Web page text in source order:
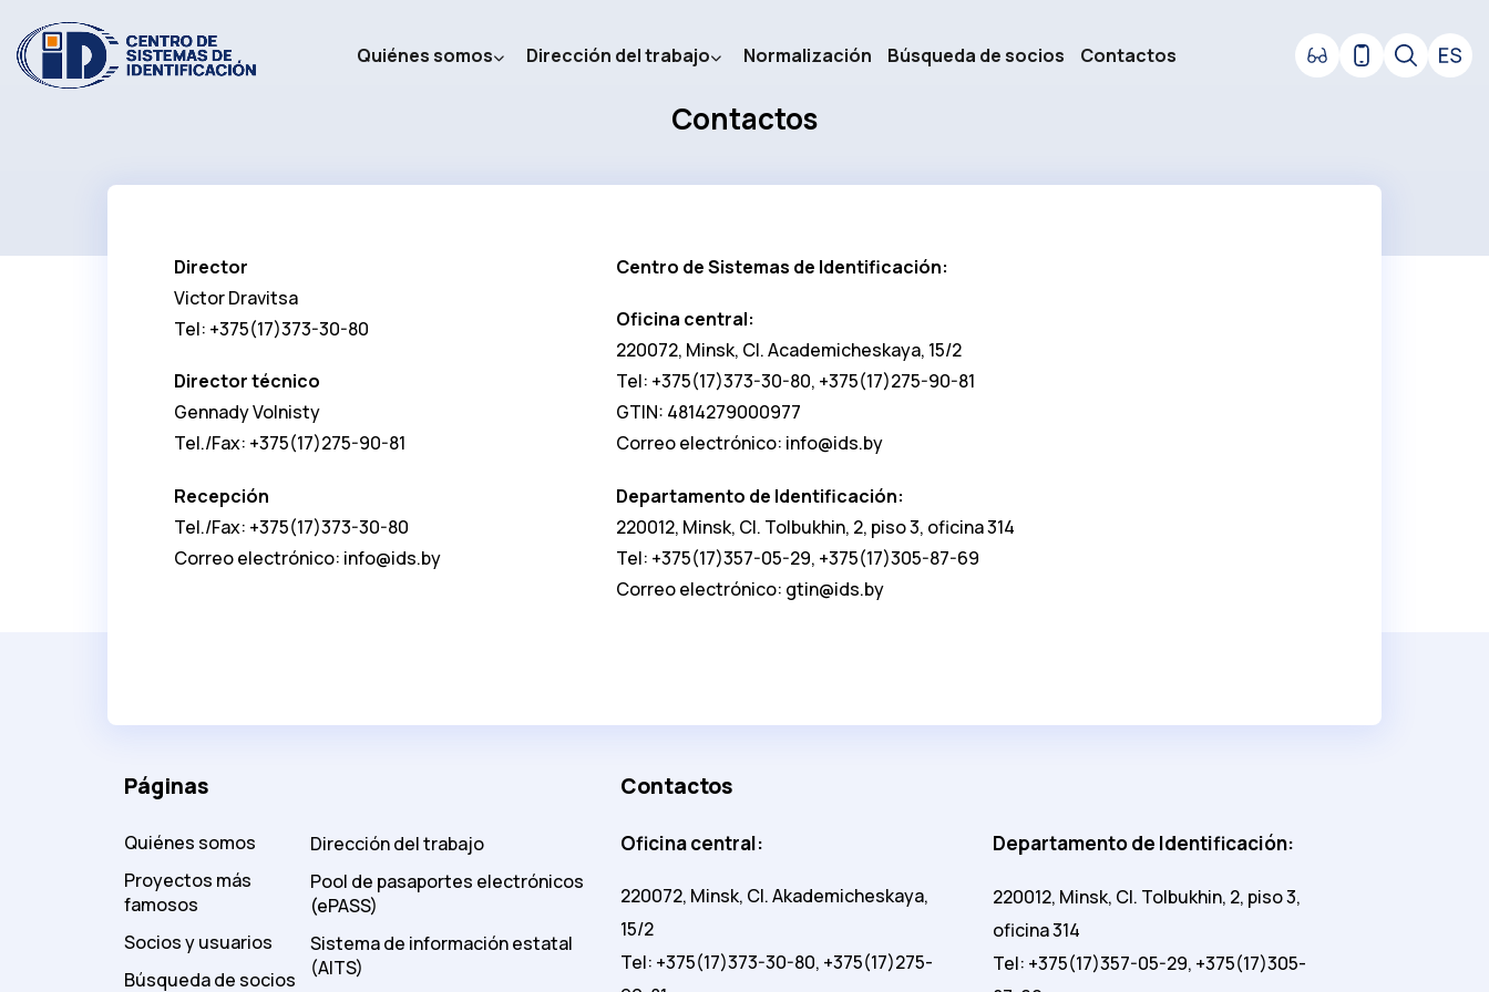
Quiénes somos Dirección del trabajo Normalización Búsqueda de socios Contactos
Contactos
Director
Victor Dravitsa
Tel: +375(17)373-30-80
Directortécnico
Gennady Volnisty
Tel./Fax: +375(17)275-90-81
Recepción
Tel./Fax: +375(17)373-30-80
Correo electrónico: info@ids.by
Centro de Sistemas de Identificación:
Oficina central:
220072, Minsk, Cl. Academicheskaya, 15/2
Tel: +375(17)373-30-80, +375(17)275-90-81
GTIN: 4814279000977
Correo electrónico: info@ids.by
Departamento de Identificación:
220012, Minsk, Cl. Tolbukhin, 2, piso 3, oficina 314
Tel: +375(17)357-05-29, +375(17)305-87-69
Correo electrónico: gtin@ids.by
Páginas
Quiénes somos
Proyectos más
famosos
Socios y usuarios
Búsqueda de socios
Dirección del trabajo
Pool de pasaportes electrónicos
(ePASS)
Sistema de información estatal
(AITS)
Contactos
Oficina central:
220072, Minsk, Cl. Akademicheskaya,
15/2
Tel: +375(17)373-30-80, +375(17)275-
Departamento de Identificación:
220012, Minsk, Cl. Tolbukhin, 2, piso 3,
oficina 314
Tel: +375(17)357-05-29, +375(17)305-